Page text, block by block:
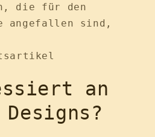
die für den
angefallen sind,
an
Designs?